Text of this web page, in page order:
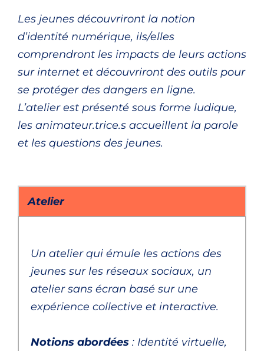
Les jeunes découvriront la notion
d’identité numérique, ils/elles
comprendront les impacts de leurs actions
sur internet et découvriront des outils pour
se protéger des dangers en ligne.
L’atelier est présenté sous forme ludique,
les animateur.trice.s accueillent la parole
et les questions des jeunes.
Atelier
Un atelier qui émule les actions des
jeunes sur les réseaux sociaux, un
atelier sans écran basé sur une
expérience collective et interactive.
Notions abordées : Identité virtuelle,